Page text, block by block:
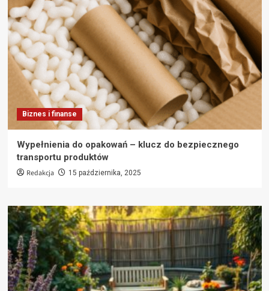
Biznes i finanse
Wypełnienia do opakowań – klucz do bezpiecznego
transportu produktów
Redakcja 15 października, 2025